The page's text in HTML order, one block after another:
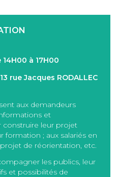
à 17H00
rue Jacques RODALLEC
aux demandeurs
et
leur projet
formation ; aux salariés en
de réorientation, etc.
les publics, leur
et possibilités de